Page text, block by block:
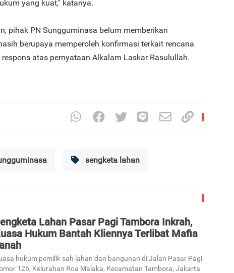
yang kuat," katanya.
pihak PN Sungguminasa belum memberikan
berupaya memperoleh konfirmasi terkait rencana
atas pernyataan Alkalam Laskar Rasulullah.
sengketa lahan
Lahan Pasar Pagi Tambora Inkrah,
Hukum Bantah Kliennya Terlibat Mafia
hukum pemilik sah lahan dan bangunan di Jalan Pasar Pagi
126, Kelurahan Roa Malaka, Kecamatan Tambora, Jakarta